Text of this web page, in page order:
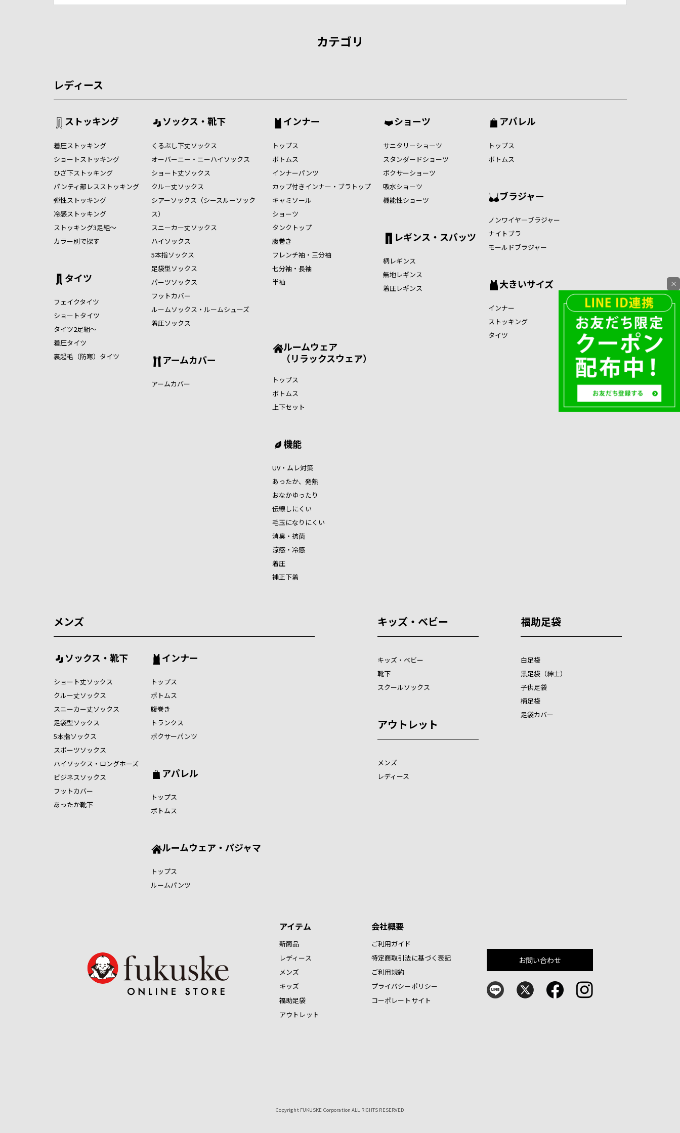
カテゴリ
レディース
ストッキング
着圧ストッキング
ショートストッキング
ひざ下ストッキング
パンティ部レスストッキング
弾性ストッキング
冷感ストッキング
ストッキング3足組～
カラー別で探す
タイツ
フェイクタイツ
ショートタイツ
タイツ2足組～
着圧タイツ
裏起毛（防寒）タイツ
ソックス・靴下
くるぶし下丈ソックス
オーバーニー・ニーハイソックス
ショート丈ソックス
クルー丈ソックス
シアーソックス（シースルーソック
ス）
スニーカー丈ソックス
ハイソックス
5本指ソックス
足袋型ソックス
パーツソックス
フットカバー
ルームソックス・ルームシューズ
着圧ソックス
アームカバー
アームカバー
インナー
トップス
ボトムス
インナーパンツ
カップ付きインナー・ブラトップ
キャミソール
ショーツ
タンクトップ
腹巻き
フレンチ袖・三分袖
七分袖・長袖
半袖
ショーツ
サニタリーショーツ
スタンダードショーツ
ボクサーショーツ
吸水ショーツ
機能性ショーツ
レギンス・スパッツ
柄レギンス
無地レギンス
着圧レギンス
アパレル
トップス
ボトムス
ブラジャー
ノンワイヤ―ブラジャー
ナイトブラ
モールドブラジャー
大きいサイズ
インナー
ストッキング
タイツ
ルームウェア
（リラックスウェア）
トップス
ボトムス
上下セット
機能
UV・ムレ対策
あったか、発熱
おなかゆったり
伝線しにくい
毛玉になりにくい
消臭・抗菌
涼感・冷感
着圧
補正下着
メンズ
ソックス・靴下
ショート丈ソックス
クルー丈ソックス
スニーカー丈ソックス
足袋型ソックス
5本指ソックス
スポーツソックス
ハイソックス・ロングホーズ
ビジネスソックス
フットカバー
あったか靴下
インナー
トップス
ボトムス
腹巻き
トランクス
ボクサーパンツ
アパレル
トップス
ボトムス
ルームウェア・パジャマ
トップス
ルームパンツ
キッズ・ベビー
キッズ・ベビー
靴下
スクールソックス
アウトレット
メンズ
レディース
福助足袋
白足袋
黒足袋（紳士）
子供足袋
柄足袋
足袋カバー
アイテム
新商品
レディース
メンズ
キッズ
福助足袋
アウトレット
会社概要
ご利用ガイド
特定商取引法に基づく表記
ご利用規約
プライバシーポリシー
コーポレートサイト
お問い合わせ
Copyright FUKUSKE Corporation ALL RIGHTS RESERVED
×